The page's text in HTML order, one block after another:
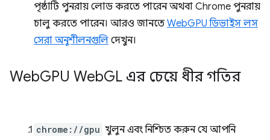
পৃষ্ঠাটি পুনরায় লোড করতে পারেন অথবা Chrome পুনরায়
চালু করতে পারেন। আরও জানতে WebGPU ডিভাইস লস
সেরা অনুশীলনগুলি দেখুন।
WebGPU WebGL এর চেয়ে ধীর গতির
chrome://gpu খুলুন এবং নিশ্চিত করুন যে আপনি